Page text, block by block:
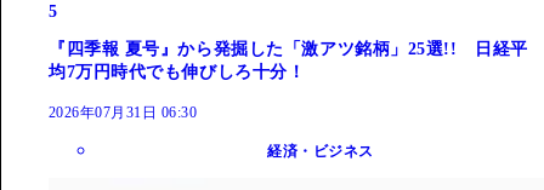
5
『四季報 夏号』から発掘した「激アツ銘柄」25選!! 日経平
均7万円時代でも伸びしろ十分！
2026年07月31日 06:30
経済・ビジネス